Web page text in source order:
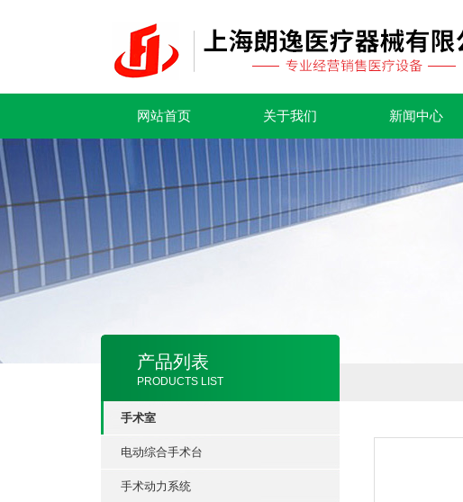
网站首页 关于我们 新闻中心
产品列表
PRODUCTS LIST
手术室
电动综合手术台
手术动力系统